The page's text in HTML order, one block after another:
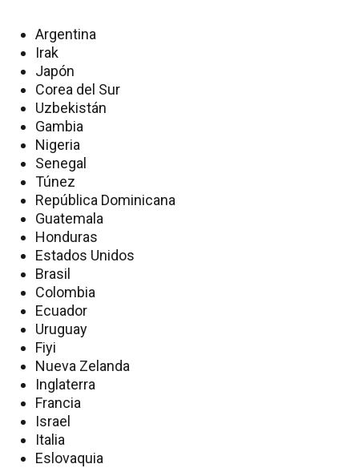
Argentina
Irak
Japón
Corea del Sur
Uzbekistán
Gambia
Nigeria
Senegal
Túnez
República Dominicana
Guatemala
Honduras
Estados Unidos
Brasil
Colombia
Ecuador
Uruguay
Fiyi
Nueva Zelanda
Inglaterra
Francia
Israel
Italia
Eslovaquia